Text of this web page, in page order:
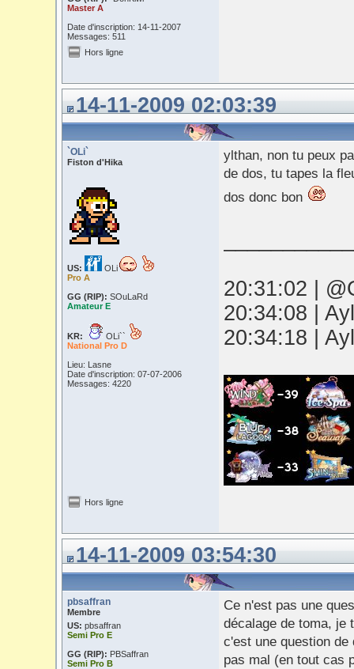
Master A
Date d'inscription: 14-11-2007
Messages: 511
Hors ligne
14-11-2009 02:03:39
`OLi`
Fiston d'Hika
US:
OLi
Pro A
GG (RIP): SOuLaRd
Amateur E
KR:
OLi``
National Pro D
Lieu: Lasne
Date d'inscription: 07-07-2006
Messages: 4220
ylthan, non tu peux
de dos, tu tapes la
dos donc bon
20:31:02 |
20:34:08 |
20:34:18 |
Hors ligne
14-11-2009 03:54:30
pbsaffran
Membre
US: pbsaffran
Semi Pro E
GG (RIP): PBSaffran
Semi Pro B
Ce n'est pas une
décalage de toma, je
c'est une question
pas mal (en tout cas